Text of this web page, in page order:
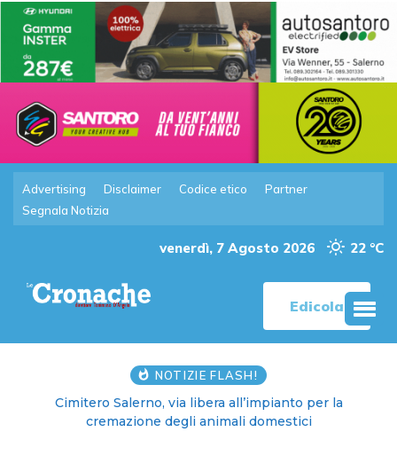
Advertising Disclaimer Codice etico
Partner
Segnala Notizia
venerdì, 7 Agosto 2026 22 °C
Edicola
NOTIZIE FLASH!
Cimitero Salerno, via libera all’impianto per la
cremazione degli animali domestici